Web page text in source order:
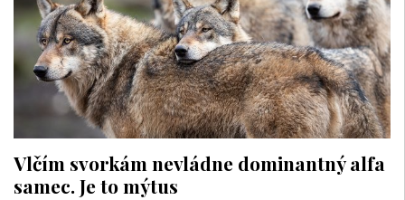
Vlčím svorkám nevládne dominantný alfa
samec. Je to mýtus